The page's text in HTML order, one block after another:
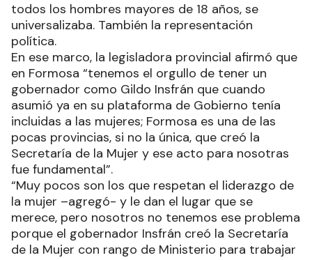
todos los hombres mayores de 18 años, se
universalizaba. También la representación
política.
En ese marco, la legisladora provincial afirmó que
en Formosa “tenemos el orgullo de tener un
gobernador como Gildo Insfrán que cuando
asumió ya en su plataforma de Gobierno tenía
incluidas a las mujeres; Formosa es una de las
pocas provincias, si no la única, que creó la
Secretaría de la Mujer y ese acto para nosotras
fue fundamental”.
“Muy pocos son los que respetan el liderazgo de
la mujer –agregó- y le dan el lugar que se
merece, pero nosotros no tenemos ese problema
porque el gobernador Insfrán creó la Secretaría
de la Mujer con rango de Ministerio para trabajar